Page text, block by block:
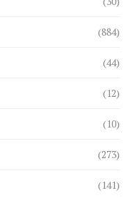
(884)
(44)
(12)
(10)
(273)
(141)